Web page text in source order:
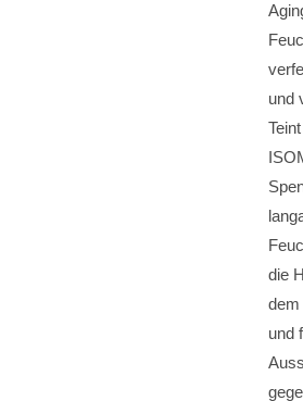
und
die
dem
und